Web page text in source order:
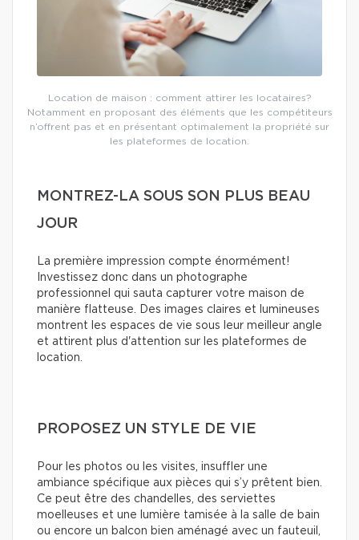
Location de maison : comment attirer les locataires?
Notamment en proposant des éléments que les compétiteurs
n’offrent pas et en présentant optimalement la propriété sur
les plateformes de location.
MONTREZ-LA SOUS SON PLUS BEAU
JOUR
La première impression compte énormément!
Investissez donc dans un photographe
professionnel qui sauta capturer votre maison de
manière flatteuse. Des images claires et lumineuses
montrent les espaces de vie sous leur meilleur angle
et attirent plus d'attention sur les plateformes de
location.
PROPOSEZ UN STYLE DE VIE
Pour les photos ou les visites, insuffler une
ambiance spécifique aux pièces qui s’y prêtent bien.
Ce peut être des chandelles, des serviettes
moelleuses et une lumière tamisée à la salle de bain
ou encore un balcon bien aménagé avec un fauteuil,